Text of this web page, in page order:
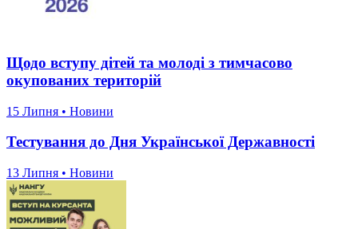
Щодо вступу дітей та молоді з тимчасово
окупованих територій
15 Липня • Новини
Тестування до Дня Української Державності
13 Липня • Новини